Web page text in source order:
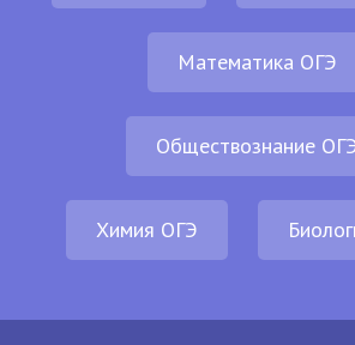
Математика ОГЭ
Обществознание
Химия ОГЭ